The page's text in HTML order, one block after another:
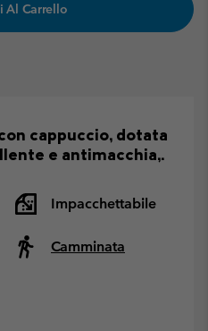
Al Carrello
cappuccio, dotata
e antimacchia,.
Impacchettabile
Camminata